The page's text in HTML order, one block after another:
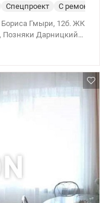
Спецпроект
С
Гмыри, 12б. ЖК
Позняки Дарницкий
установлены
с
средства на
видеонаблюдение,
рядом: метро,
новая поликлиника
74000у.е. 0976449950,